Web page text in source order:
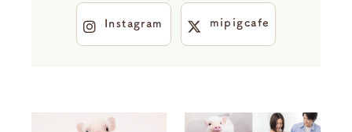
Instagram mipigcafe